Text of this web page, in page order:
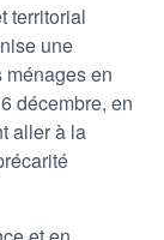
territorial
une
ménages en
décembre, en
aller à la